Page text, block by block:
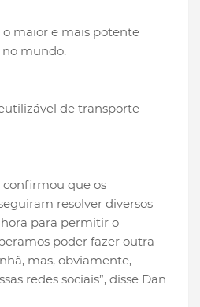
o maior e mais potente
mundo.
de transporte
confirmou que os
resolver diversos
para permitir o
poder fazer outra
mas, obviamente,
redes sociais”, disse Dan